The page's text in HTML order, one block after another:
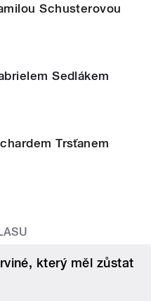
Schusterovou
Sedlákem
Trsťanem
který měl zůstat